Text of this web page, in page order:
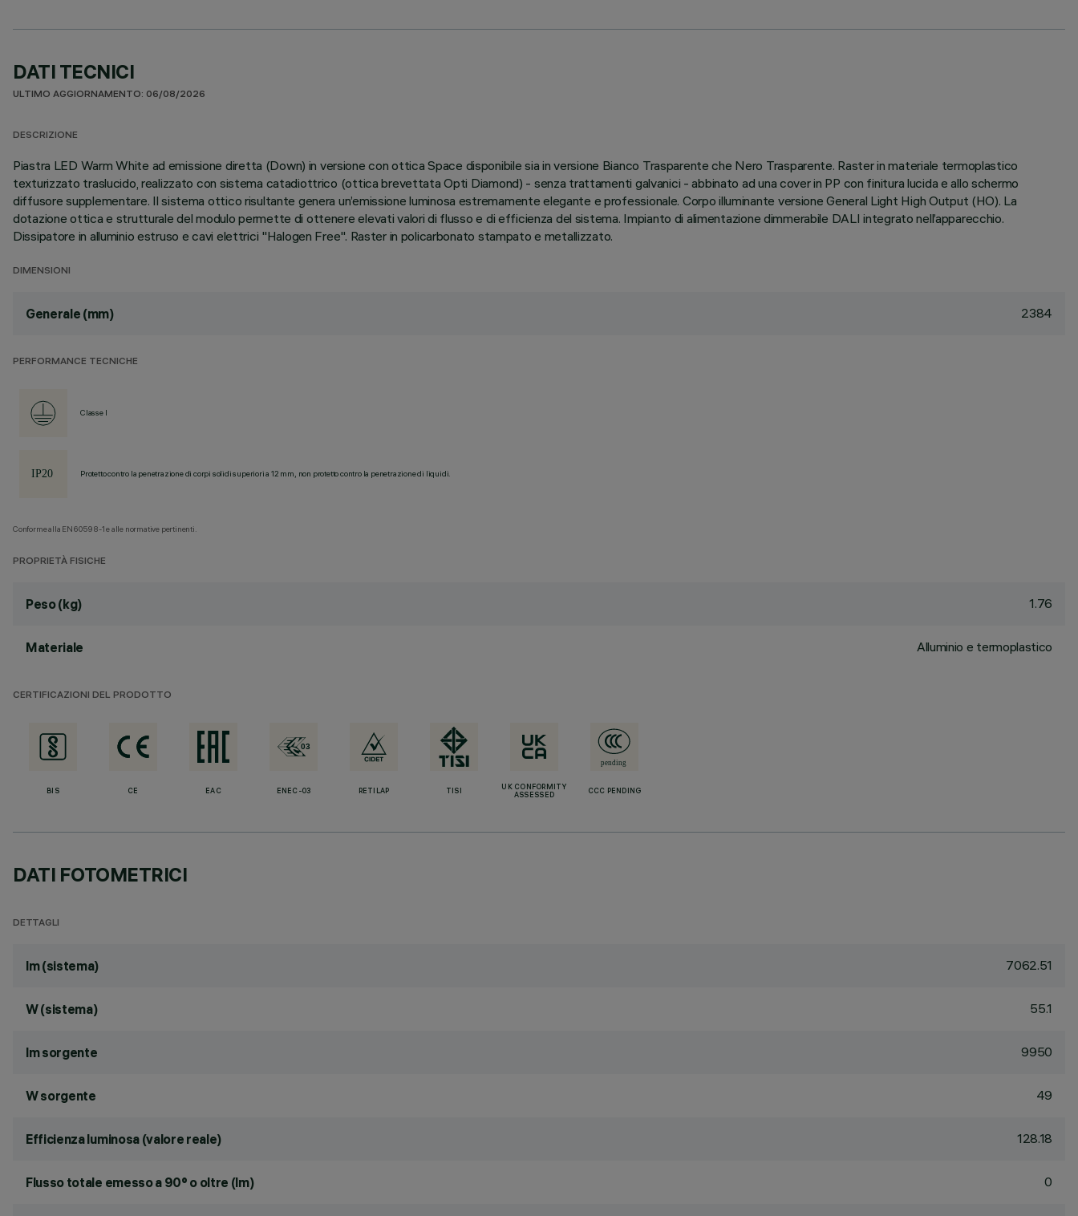
DATI TECNICI
ULTIMO AGGIORNAMENTO: 06/08/2026
DESCRIZIONE
Piastra LED Warm White ad emissione diretta (Down) in versione con ottica Space disponibile sia in versione Bianco Trasparente che Nero Trasparente. Raster in materiale termoplastico
texturizzato traslucido, realizzato con sistema catadiottrico (ottica brevettata Opti Diamond) - senza trattamenti galvanici - abbinato ad una cover in PP con finitura lucida e allo schermo
diffusore supplementare. Il sistema ottico risultante genera un’emissione luminosa estremamente elegante e professionale. Corpo illuminante versione General Light High Output (HO). La
dotazione ottica e strutturale del modulo permette di ottenere elevati valori di flusso e di efficienza del sistema. Impianto di alimentazione dimmerabile DALI integrato nell’apparecchio.
Dissipatore in alluminio estruso e cavi elettrici "Halogen Free". Raster in policarbonato stampato e metallizzato.
DIMENSIONI
Generale (mm) 2384
PERFORMANCE TECNICHE
Classe I
Protetto contro la penetrazione di corpi solidi superiori a 12 mm, non protetto contro la penetrazione di liquidi.
Conforme alla EN60598-1 e alle normative pertinenti.
PROPRIETÀ FISICHE
Peso (kg) 1.76
Materiale Alluminio e termoplastico
CERTIFICAZIONI DEL PRODOTTO
BIS CE EAC ENEC-03 RETILAP TISI
UK CONFORMITY
ASSESSED
CCC PENDING
DATI FOTOMETRICI
DETTAGLI
lm (sistema) 7062.51
W (sistema) 55.1
lm sorgente 9950
W sorgente 49
Efficienza luminosa (valore reale) 128.18
Flusso totale emesso a 90° o oltre (lm) 0